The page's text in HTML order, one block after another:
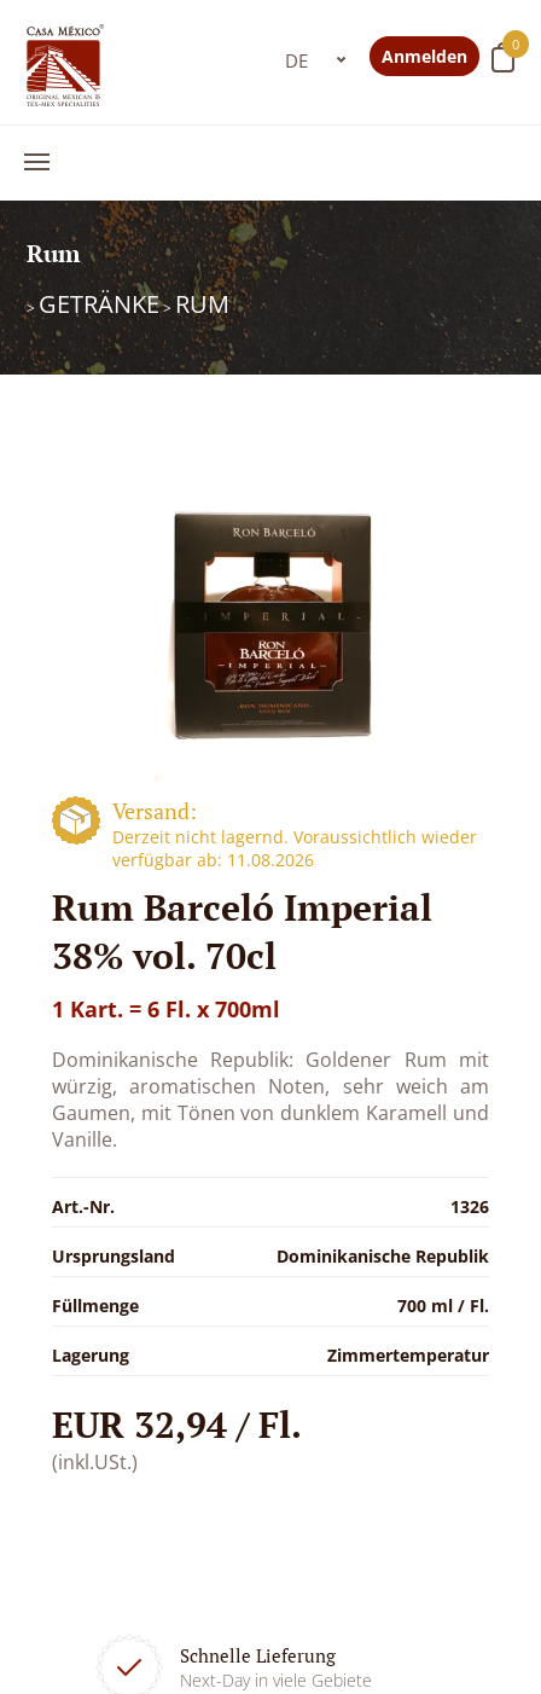
0
Anmelden
Rum
> GETRÄNKE> RUM
Versand:
Derzeit nicht lagernd. Voraussichtlich wieder
verfügbar ab: 11.08.2026
Rum Barceló Imperial
38% vol. 70cl
1 Kart. = 6 Fl. x 700ml
Dominikanische Republik: Goldener Rum mit
würzig, aromatischen Noten, sehr weich am
Gaumen, mit Tönen von dunklem Karamell und
Vanille.
Art.-Nr. 1326
Ursprungsland Dominikanische Republik
Füllmenge 700 ml / Fl.
Lagerung Zimmertemperatur
EUR 32,94 / Fl.
(inkl.USt.)
Schnelle Lieferung
Next-Day in viele Gebiete